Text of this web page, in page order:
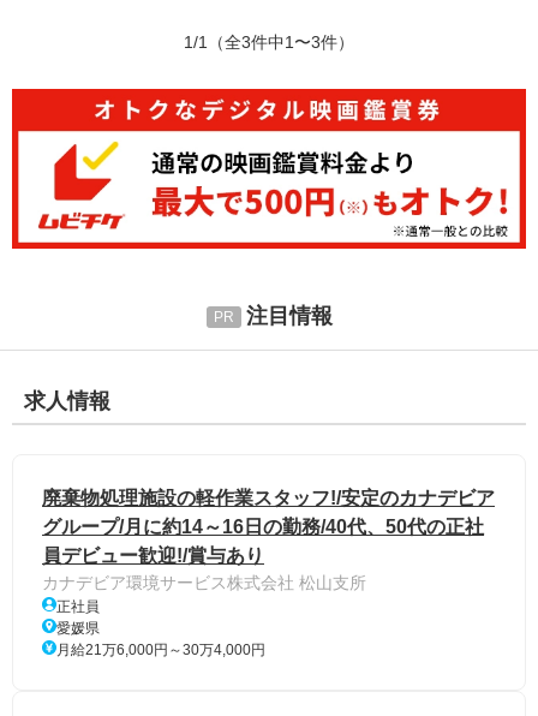
1/1 （全3件中1〜3件）
注目情報
求人情報
廃棄物処理施設の軽作業スタッフ!/安定のカナデビア
グループ/月に約14～16日の勤務/40代、50代の正社
員デビュー歓迎!/賞与あり
カナデビア環境サービス株式会社 松山支所
正社員
愛媛県
月給21万6,000円～30万4,000円